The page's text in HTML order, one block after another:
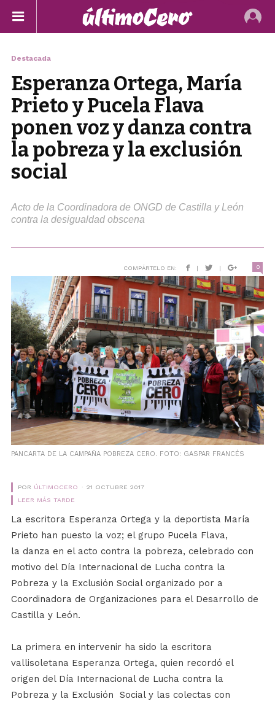
Destacada
Esperanza Ortega, María
Prieto y Pucela Flava
ponen voz y danza contra
la pobreza y la exclusión
social
Acto de la Coordinadora de ONGD de Castilla y León
contra la desigualdad obscena
COMPÁRTELO EN: | | 0
PANCARTA DE LA CAMPAÑA POBREZA CERO. FOTO: GASPAR FRANCÉS
POR ÚLTIMOCERO
21 OCTUBRE 2017
LEER MÁS TARDE
La escritora Esperanza Ortega y la deportista María
Prieto han puesto la voz; el grupo Pucela Flava,
la danza en el acto contra la pobreza, celebrado con
motivo del Día Internacional de Lucha contra la
Pobreza y la Exclusión Social organizado por a
Coordinadora de Organizaciones para el Desarrollo de
Castilla y León.
La primera en intervenir ha sido la escritora
vallisoletana Esperanza Ortega, quien recordó el
origen del Día Internacional de Lucha contra la
Pobreza y la Exclusión Social y las colectas con